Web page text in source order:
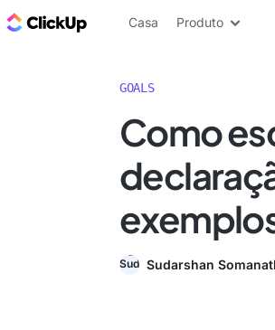
ClickUp Blogue
Casa Produto
GOALS
Como
Sudarshan